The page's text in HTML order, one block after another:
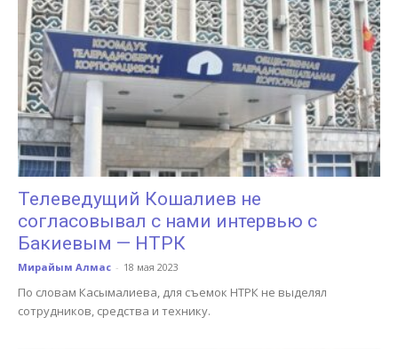
Телеведущий Кошалиев не
согласовывал с нами интервью с
Бакиевым — НТРК
Мирайым Алмас - 18 мая 2023
По словам Касымалиева, для съемок НТРК не выделял
сотрудников, средства и технику.